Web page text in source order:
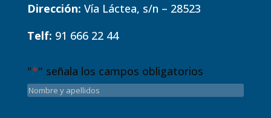
Dirección: Vía Láctea, s/n – 28523
Telf: 91 666 22 44
"*" señala los campos obligatorios